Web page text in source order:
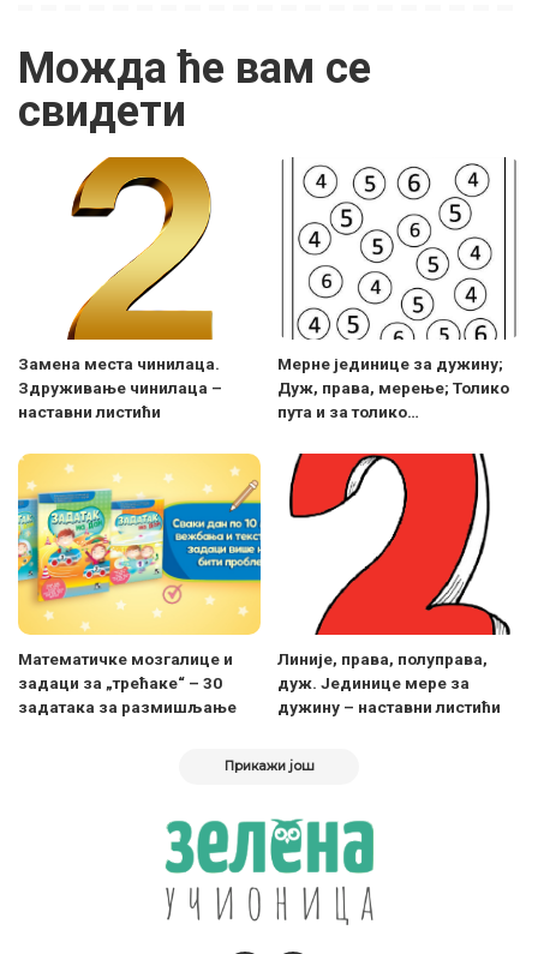
Можда ће вам се
свидети
Замена места чинилаца.
Здруживање чинилаца –
наставни листићи
Мерне јединице за дужину;
Дуж, права, мерење; Толико
пута и за толико…
Математичке мозгалице и
задаци за „трећаке“ – 30
задатака за размишљање
Линије, права, полуправа,
дуж. Јединице мере за
дужину – наставни листићи
Прикажи још